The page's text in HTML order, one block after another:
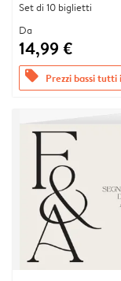
Set di 10 biglietti
Da
14,99 €
offers Prezzi bassi tutti